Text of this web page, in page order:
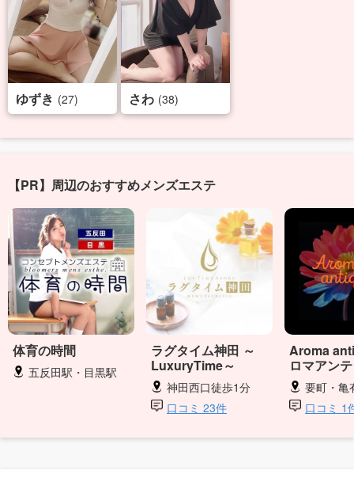
ゆずき (27) さわ (38)
【PR】周辺のおすすめメンズエステ
体育の時間
五反田駅・目黒駅
ラグタイム神田 ～
LuxuryTime～
神田西口徒歩1分
口コミ 23件
Aroma
ロマアン
要町・亀有・
口コミ 1